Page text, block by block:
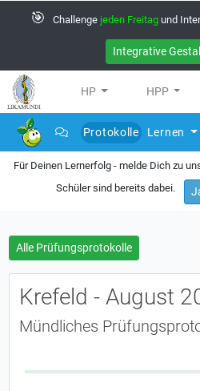
🎯 Challenge jeden Freitag und
Integrative
HP HPP
Protokolle
Lernen
Für Deinen Lernerfolg - melde Dich zu
Schüler sind bereits dabei.
Alle Prüfungsprotokolle
Krefeld - August
Mündliches